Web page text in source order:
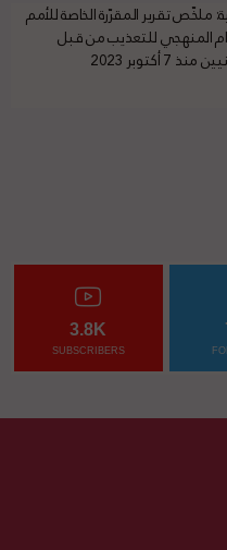
ملخّص تقرير المقرّرة الخاصة للأمم
المنهجي للتعذيب من قبل
2023
3.8K
SUBSCRIBERS